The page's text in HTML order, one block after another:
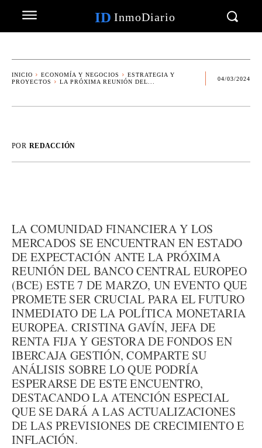
ID InmoDiario
INICIO ECONOMÍA Y NEGOCIOS
ESTRATEGIA Y
PROYECTOS
LA PRÓXIMA REUNIÓN DEL...
04/03/2024
POR REDACCIÓN
LA COMUNIDAD FINANCIERA Y LOS
MERCADOS SE ENCUENTRAN EN ESTADO
DE EXPECTACIÓN ANTE LA PRÓXIMA
REUNIÓN DEL BANCO CENTRAL EUROPEO
(BCE) ESTE 7 DE MARZO, UN EVENTO QUE
PROMETE SER CRUCIAL PARA EL FUTURO
INMEDIATO DE LA POLÍTICA MONETARIA
EUROPEA. CRISTINA GAVÍN, JEFA DE
RENTA FIJA Y GESTORA DE FONDOS EN
IBERCAJA GESTIÓN, COMPARTE SU
ANÁLISIS SOBRE LO QUE PODRÍA
ESPERARSE DE ESTE ENCUENTRO,
DESTACANDO LA ATENCIÓN ESPECIAL
QUE SE DARÁ A LAS ACTUALIZACIONES
DE LAS PREVISIONES DE CRECIMIENTO E
INFLACIÓN.